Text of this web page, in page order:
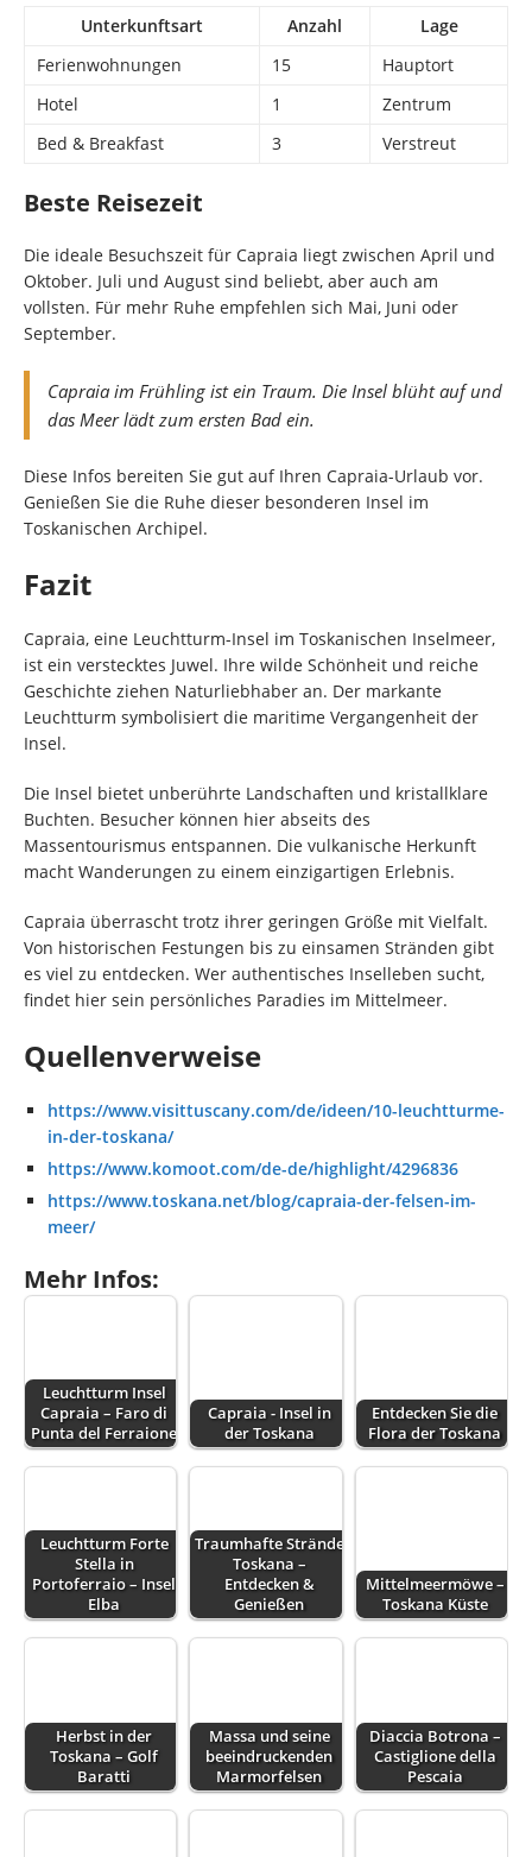
Unterkunftsart Anzahl
Lage
Ferienwohnungen
15
Hauptort
Hotel
1
Zentrum
Bed & Breakfast
3 Verstreut
Beste Reisezeit
Die ideale Besuchszeit für Capraia liegt zwischen April und
Oktober. Juli und August sind beliebt, aber auch am
vollsten. Für mehr Ruhe empfehlen sich Mai, Juni oder
September.
Capraia im Frühling ist ein Traum. Die Insel blüht auf und
das Meer lädt zum ersten Bad ein.
Diese Infos bereiten Sie gut auf Ihren Capraia-Urlaub vor.
Genießen Sie die Ruhe dieser besonderen Insel im
Toskanischen Archipel.
Fazit
Capraia, eine Leuchtturm-Insel im Toskanischen Inselmeer,
ist ein verstecktes Juwel. Ihre wilde Schönheit und reiche
Geschichte ziehen Naturliebhaber an. Der markante
Leuchtturm symbolisiert die maritime Vergangenheit der
Insel.
Die Insel bietet unberührte Landschaften und kristallklare
Buchten. Besucher können hier abseits des
Massentourismus entspannen. Die vulkanische Herkunft
macht Wanderungen zu einem einzigartigen Erlebnis.
Capraia überrascht trotz ihrer geringen Größe mit Vielfalt.
Von historischen Festungen bis zu einsamen Stränden gibt
es viel zu entdecken. Wer authentisches Inselleben sucht,
findet hier sein persönliches Paradies im Mittelmeer.
Quellenverweise
https://www.visittuscany.com/de/ideen/10-leuchtturme-
in-der-toskana/
https://www.komoot.com/de-de/highlight/4296836
https://www.toskana.net/blog/capraia-der-felsen-im-
meer/
Mehr Infos:
Leuchtturm Insel
Capraia – Faro di
Punta del Ferraione
Capraia - Insel in
der Toskana
Entdecken Sie die
Flora der Toskana
Leuchtturm Forte
Stella in
Portoferraio – Insel
Elba
Traumhafte Strände
Toskana –
Entdecken &
Genießen
Mittelmeermöwe –
Toskana Küste
Herbst in der
Toskana – Golf
Baratti
Massa und seine
beeindruckenden
Marmorfelsen
Diaccia Botrona –
Castiglione della
Pescaia